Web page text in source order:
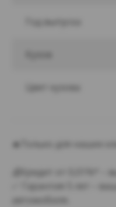
Год выпуска
Цвет кузова
🔥Только для наших
💰Кредит от 0,01%* –
✅ Гарантия 5 лет –